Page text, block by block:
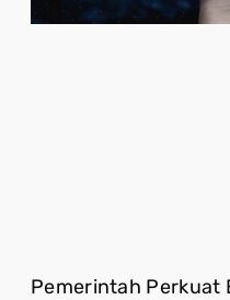
Pemerintah Perkuat